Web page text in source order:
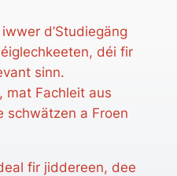
d’Studiegäng
déi fir
sinn.
mat Fachleit aus
schwätzen a Froen
fir jiddereen, dee